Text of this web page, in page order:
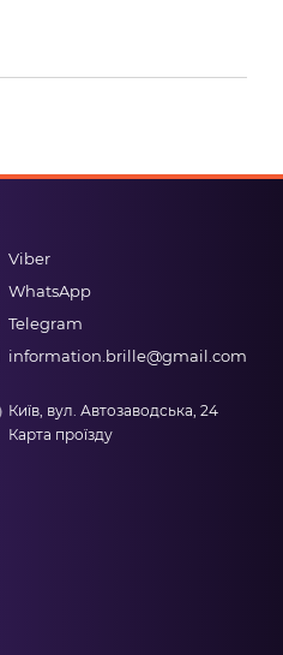
Viber
WhatsApp
Telegram
information.brille@gmail.com
Київ, вул. Автозаводська, 24
Карта проїзду